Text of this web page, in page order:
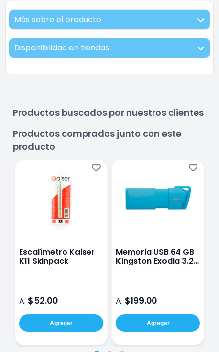
Más sobre el producto
Disponibilidad en tiendas
Productos buscados por nuestros clientes
Productos comprados junto con este
producto
Escalímetro Kaiser
K11 Skinpack
A: $52.00
Agregar
Memoria USB 64 GB
Kingston Exodia 3.2
A: $199.00
Agregar